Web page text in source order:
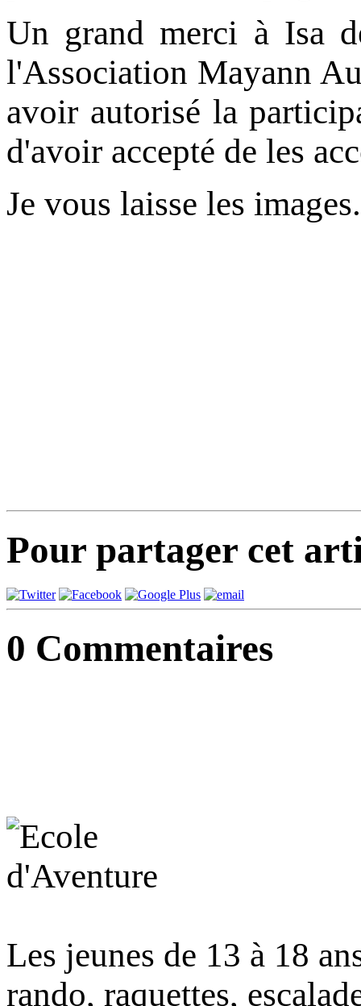
Un grand merci à Isa
l'Association Mayann
avoir autorisé la
d'avoir accepté de les
Je vous laisse les
Pour partager cet
0 Commentaires
Les jeunes de 13 à 18
rando, raquettes,